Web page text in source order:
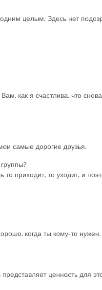
целым. Здесь нет
как я счастлива, что
самые дорогие друзья.
приходит, то уходит, и
когда ты кому-то нужен.
ценность для